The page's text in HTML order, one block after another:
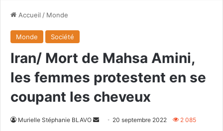
Accueil / Monde
Monde Société
Iran/ Mort de Mahsa Amini,
les femmes protestent en se
coupant les cheveux
Murielle Stéphanie BLAVO
Envoyer20 septembre 2022 2 085